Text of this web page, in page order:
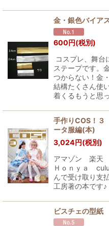
金・銀色バイア
600円(税別)
コスプレ、舞台
ステープです。
つからない！金
結構たくさん使
着くるもうと思
手作りCOS！３
ータ服編(本)
3,024円(税別)
アマゾン 楽天
Ｈｏｎｙａ
んで受け取り支
工房著の本です
ビスチェの型紙